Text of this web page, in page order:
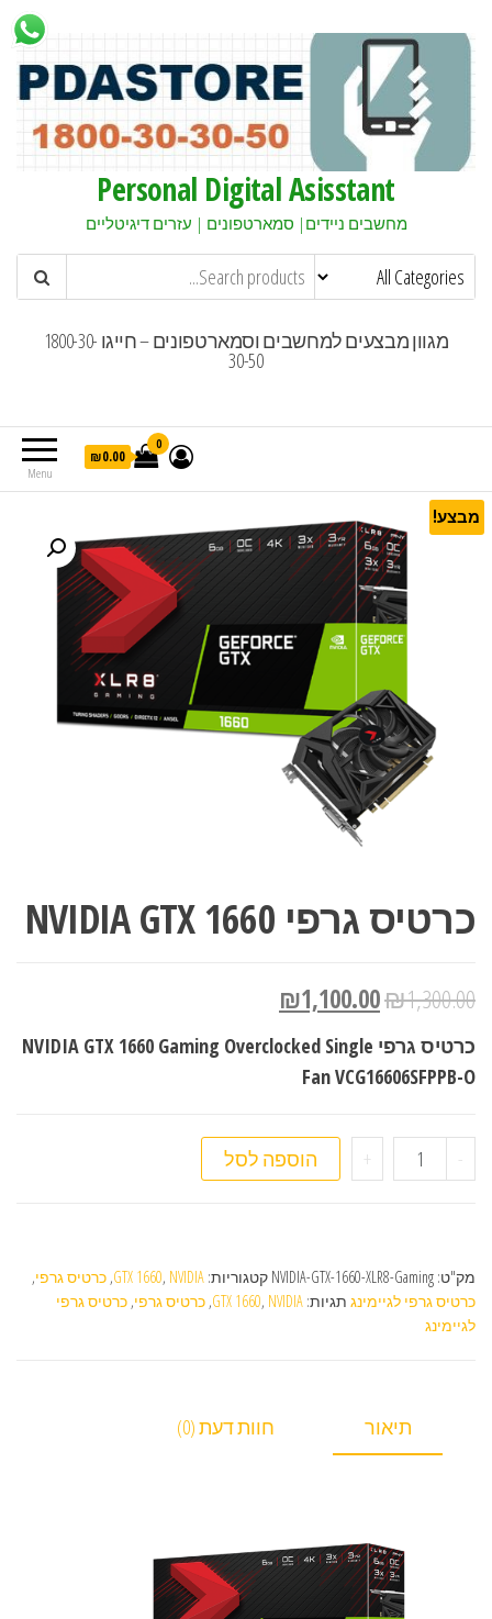
Personal Digital Asisstant
מחשבים ניידים| סמארטפונים | עזרים דיגיטליים
מגוון מבצעים למחשבים וסמארטפונים – חייגו 1800-30-
30-50
Menu
0
₪0.00
מבצע!
כרטיס גרפי NVIDIA GTX 1660
₪1,300.00
₪1,100.00
כרטיס גרפי NVIDIA GTX 1660 Gaming Overclocked Single
Fan VCG16606SFPPB-O
- כמות של כרטיס גרפי NVIDIA GTX 1660
+ הוספה לסל
מק"ט: NVIDIA-GTX-1660-XLR8-Gaming קטגוריות: GTX 1660, NVIDIA
, כרטיס גרפי,
כרטיס גרפי לגיימינג תגיות: GTX 1660, NVIDIA
, כרטיס גרפי, כרטיס גרפי
לגיימינג
תיאור חוות דעת (0)